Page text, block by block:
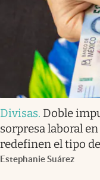
Divisas. Doble
sorpresa laboral
redefinen el tipo
Estephanie Suárez